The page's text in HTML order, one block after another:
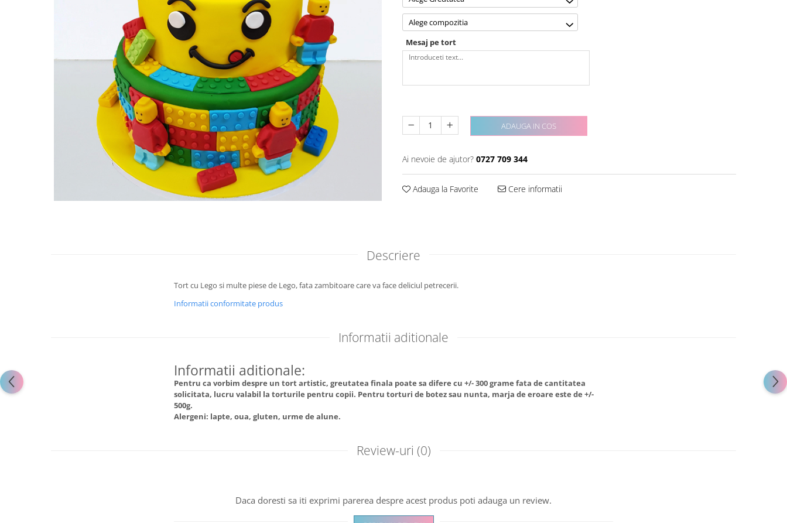
Tortulețe 1.7 kg - 2 kg
Alege compozitia
Mesaj pe tort
ADAUGA IN COS
Ai nevoie de ajutor? 0727 709 344
Adauga la Favorite Cere informatii
Descriere
Tort cu Lego si multe piese de Lego, fata zambitoare care va face deliciul petrecerii.
Informatii conformitate produs
Informatii aditionale
Informatii aditionale:
Pentru ca vorbim despre un tort artistic, greutatea finala poate sa difere cu +/- 300 grame fata de cantitatea
solicitata, lucru valabil la torturile pentru copii. Pentru torturi de botez sau nunta, marja de eroare este de +/-
500g.
Alergeni: lapte, oua, gluten, urme de alune.
Review-uri (0)
Daca doresti sa iti exprimi parerea despre acest produs poti adauga un review.